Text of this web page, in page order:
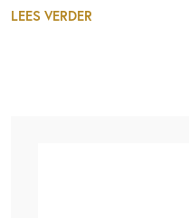
LEES VERDER